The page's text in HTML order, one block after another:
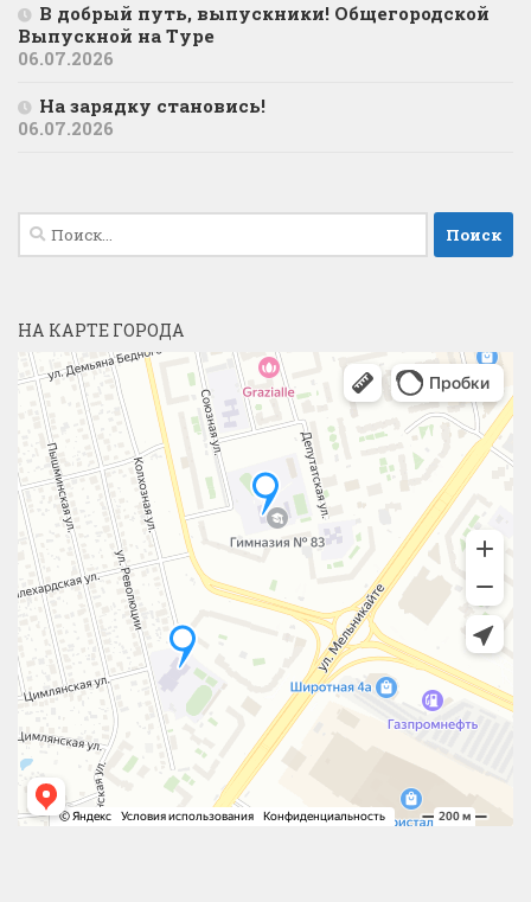
В добрый путь, выпускники! Общегородской
Выпускной на Туре
06.07.2026
На зарядку становись!
06.07.2026
Найти:
НА КАРТЕ ГОРОДА